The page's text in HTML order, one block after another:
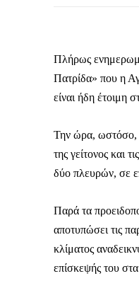
Πλήρως
Πατρίδα» που η
είναι ήδη έτοιμη
Την ώρα, ωστόσο,
της γείτονος και
δύο πλευρών, σε
Παρά τα
αποτυπώσει τις
κλίματος
επίσκεψής του